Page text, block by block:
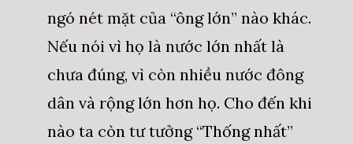
ngó nét mặt của “ông lớn” nào khác.
Nếu nói vì họ là nước lớn nhất là
chưa đúng, vì còn nhiều nước đông
dân và rộng lớn hơn họ. Cho đến khi
nào ta còn tư tưởng “Thống nhất”